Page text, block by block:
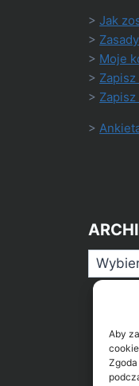
Aby
>Jak
>
> Moje
>
>
>
Archiwa